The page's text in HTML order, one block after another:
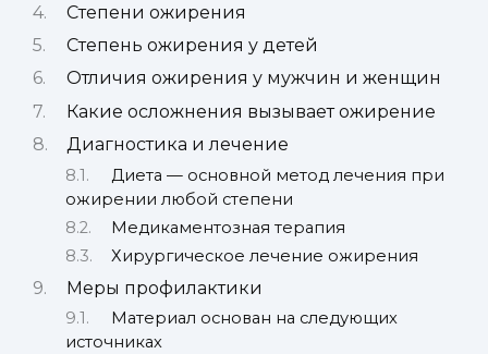
Степени ожирения
Степень ожирения у детей
Отличия ожирения у мужчин и женщин
Какие осложнения вызывает ожирение
Диагностика и лечение
Диета — основной метод лечения при
ожирении любой степени
Медикаментозная терапия
Хирургическое лечение ожирения
Меры профилактики
Материал основан на следующих
источниках